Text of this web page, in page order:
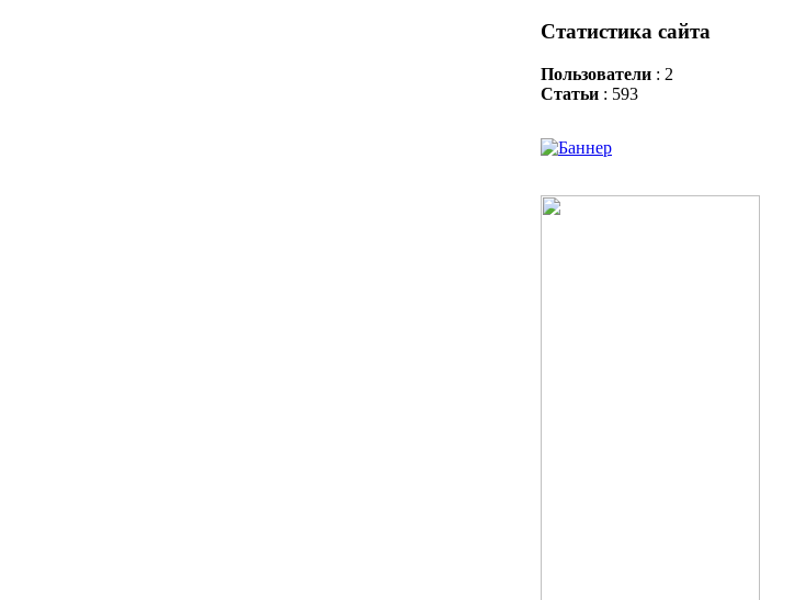
Статистика сайта
Пользователи : 2
Статьи : 593